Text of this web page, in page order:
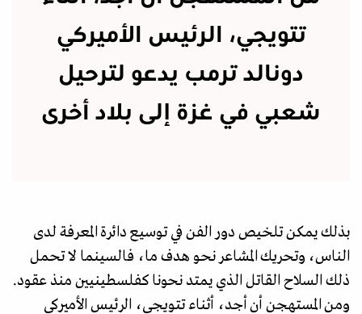
تتويجي، الرئيس الأميركي
دونالد ترمب يدعو لترحيل
شعبي في غزة إلى بلاد أخرى
بذلك يمكن تلخيص دور الفن في توسيع دائرة المعرفة لدى
الناس، وتحريك المشاعر نحو هدف ما، فالسينما لا تحمل
ذلك السلاح القاتل الذي يمتد نحونا كفلسطينيين منذ عقود.
ومن المستهجن أن أجد، أثناء تتويجي، الرئيس الأميركي